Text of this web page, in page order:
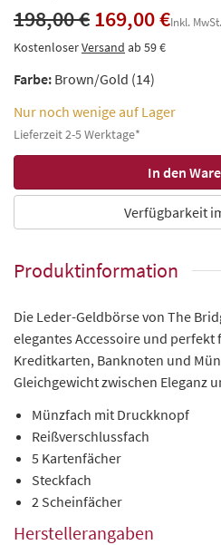
198,00 €169,00 €Inkl. MwSt.
KostenloserVersand ab 59 €
Farbe: Brown/Gold (14)
Nur noch wenige auf Lager
Lieferzeit 2-5 Werktage*
Verfügbarkeit
Produktinformation
Die Leder-Geldbörse von The
elegantes Accessoire und
Kreditkarten, Banknoten und
Gleichgewicht zwischen Eleganz
Münzfach mit Druckknopf
Reißverschlussfach
5 Kartenfächer
Steckfach
2 Scheinfächer
Herstellerangaben